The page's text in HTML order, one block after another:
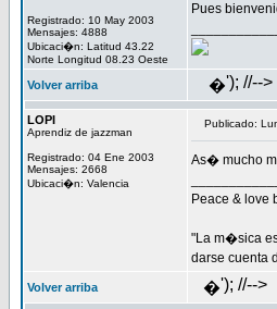
Registrado: 10 May 2003
Mensajes: 4888
Ubicaci�n: Latitud 43.22
Norte Longitud 08.23 Oeste
Pues
Volver arriba �'); //-->
LOPI
Aprendiz de jazzman
Registrado: 04 Ene 2003
Mensajes: 2668
Ubicaci�n: Valencia
Publicado:
As� mucho
Peace & love
"La m�sica
darse cuenta
Volver arriba �'); //-->